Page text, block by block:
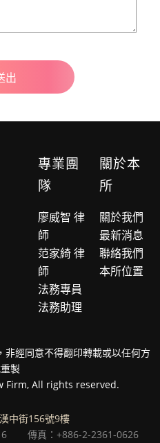
專業團
隊
廖威智 律
師
范家綺 律
師
法務專員
法務助理
關於本
所
關於我們
最新消息
聯絡我們
本所位置
非經同意不得翻印轉載或以任何方
製
All rights reserved.
中街156號9樓
傳真：+886-2-2361-0626